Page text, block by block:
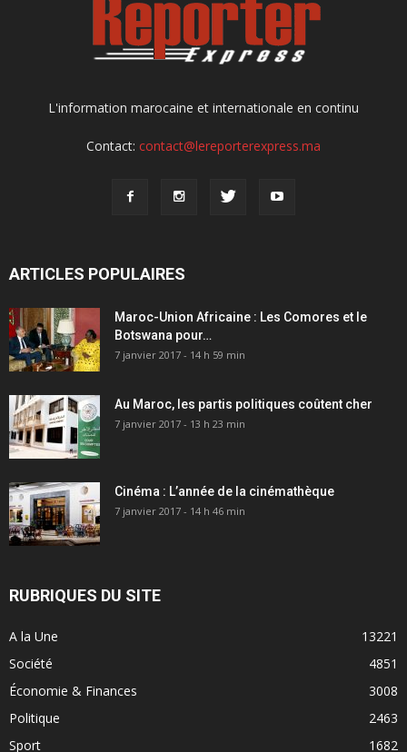
L'information marocaine et internationale en continu
Contact: contact@lereporterexpress.ma
ARTICLES POPULAIRES
Maroc-Union Africaine : Les Comores et le
Botswana pour…
7 janvier 2017 - 14 h 59 min
Au Maroc, les partis politiques coûtent cher
7 janvier 2017 - 13 h 23 min
Cinéma : L’année de la cinémathèque
7 janvier 2017 - 14 h 46 min
RUBRIQUES DU SITE
A la Une
13221
Société
4851
Économie & Finances
3008
Politique
2463
Sport
1682